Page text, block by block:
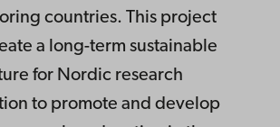
countries. This project
a long-term sustainable
for Nordic research
to promote and develop